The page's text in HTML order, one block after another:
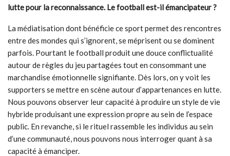
lutte pour la reconnaissance. Le football est-il émancipateur ?
La médiatisation dont bénéficie ce sport permet des rencontres
entre des mondes qui s’ignorent, se méprisent ou se dominent
parfois. Pourtant le football produit une douce conflictualité
autour de règles du jeu partagées tout en consommant une
marchandise émotionnelle signifiante. Dès lors, on y voit les
supporters se mettre en scène autour d’appartenances en lutte.
Nous pouvons observer leur capacité à produire un style de vie
hybride produisant une expression propre au sein de l’espace
public. En revanche, si le rituel rassemble les individus au sein
d’une communauté, nous pouvons nous interroger quant à sa
capacité à émanciper.